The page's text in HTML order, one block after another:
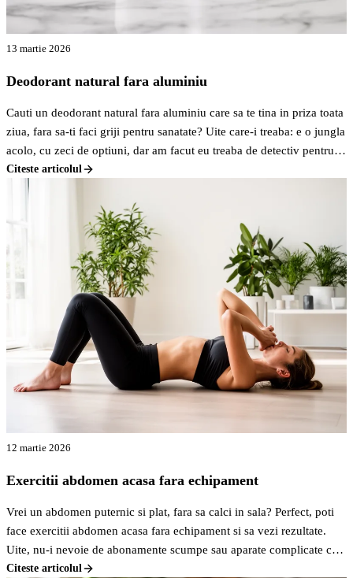
13 martie 2026
Deodorant natural fara aluminiu
Cauti un deodorant natural fara aluminiu care sa te tina in priza toata
ziua, fara sa-ti faci griji pentru sanatate? Uite care-i treaba: e o jungla
acolo, cu zeci de optiuni, dar am facut eu treaba de detectiv pentru
tine si am gasit cateva variante pe bune care merita atentia ta. Nu e
doar despre a evita chimicalele, ci si despre a gasi ceva eficient.
Citeste articolul
12 martie 2026
Exercitii abdomen acasa fara echipament
Vrei un abdomen puternic si plat, fara sa calci in sala? Perfect, poti
face exercitii abdomen acasa fara echipament si sa vezi rezultate.
Uite, nu-i nevoie de abonamente scumpe sau aparate complicate ca
sa-ti tonifiezi zona asta.
Citeste articolul